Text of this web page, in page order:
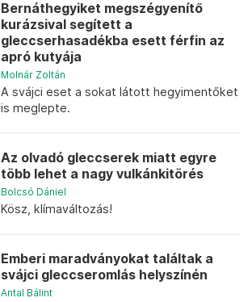
Bernáthegyiket megszégyenítő
kurázsival segített a
gleccserhasadékba esett férfin az
apró kutyája
Molnár Zoltán
A svájci eset a sokat látott hegyimentőket
is meglepte.
Az olvadó gleccserek miatt egyre
több lehet a nagy vulkánkitörés
Bolcsó Dániel
Kösz, klímaváltozás!
Emberi maradványokat találtak a
svájci gleccseromlás helyszínén
Antal Bálint